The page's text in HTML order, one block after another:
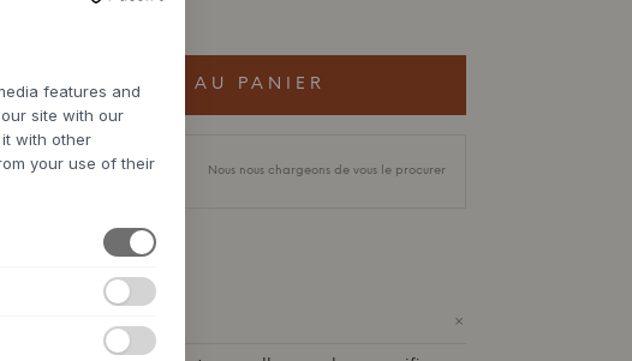
AJOUTER AU PANIER
6 semaines de délai de
Nous nous chargeons de vous le procurer
+
features and
site with our
with other
your use of their